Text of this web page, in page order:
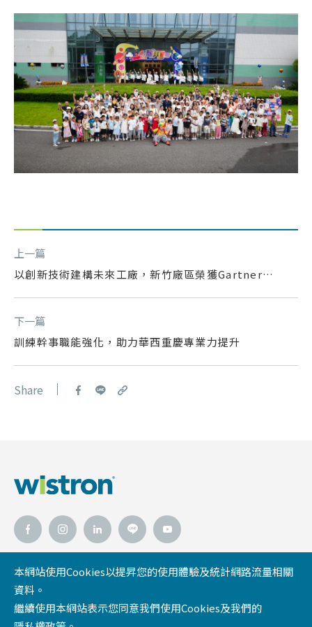
本網站使用Cookies以提昇您的使用體驗及統計網路流量相關
資料。
繼續使用本網站表示您同意我們使用Cookies及我們的
上一篇
以創新技術建構未來工廠，新竹廠區榮獲Gartner亞
下一篇
訓練幹事職能強化，助力華西重慶專業力提升
Share
緯創資通官網
網站導覽